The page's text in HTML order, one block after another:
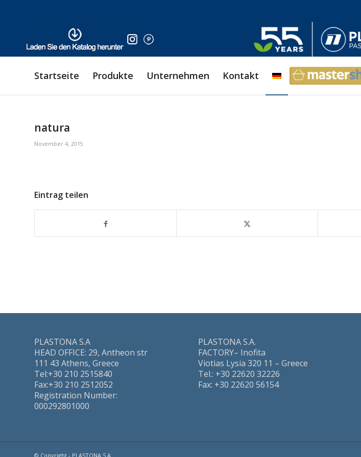
Startseite Produkte Unternehmen Kontakt
natura
November 4, 2015
Eintrag teilen
PLASTONA S.A
HEAD OFFICE: 29, Antheon str
111 43 Athens, Greece
Τel:+30 210 2515840
Fax:+30 210 2512052
Registration Number:
000292801000
PLASTONA S.A.
FACTORY– Inofita
Viotias Lysia 320 11 – Greece
Τel.: +30 22620 32226
Fax: +30 22620 56154
© Copyright - PLASTONA S.A